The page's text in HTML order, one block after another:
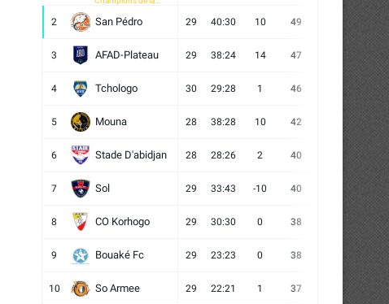
2 San Pédro 29 40:30 10 49
3 AFAD-Plateau 29 38:24 14 47
4 Tchologo 30 29:28 1 46
5 Mouna 28 38:28 10 42
6 Stade D'abidjan 28 28:26 2 40
7 Sol 29 33:43 -10 40
8 CO Korhogo 29 30:30 0 38
9 Bouaké Fc 29 23:23 0 38
10 So Armee 29 22:21 1 37